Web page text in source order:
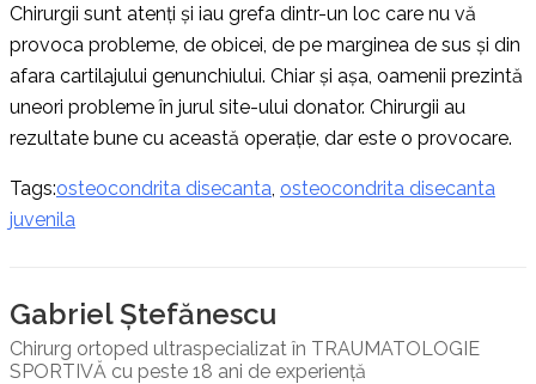
Chirurgii sunt atenți și iau grefa dintr-un loc care nu vă
provoca probleme, de obicei, de pe marginea de sus și din
afara cartilajului genunchiului. Chiar și așa, oamenii prezintă
uneori probleme în jurul site-ului donator. Chirurgii au
rezultate bune cu această operație, dar este o provocare.
Tags:osteocondrita disecanta osteocondrita disecanta
juvenila
Gabriel Ștefănescu
Chirurg ortoped ultraspecializat în TRAUMATOLOGIE
SPORTIVĂ cu peste 18 ani de experiență